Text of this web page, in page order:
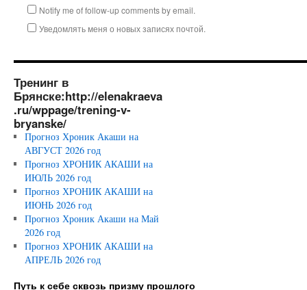
Notify me of follow-up comments by email.
Уведомлять меня о новых записях почтой.
Тренинг в
Брянске:http://elenakraeva
.ru/wppage/trening-v-
bryanske/
Прогноз Хроник Акаши на
АВГУСТ 2026 год
Прогноз ХРОНИК АКАШИ на
ИЮЛЬ 2026 год
Прогноз ХРОНИК АКАШИ на
ИЮНЬ 2026 год
Прогноз Хроник Акаши на Май
2026 год
Прогноз ХРОНИК АКАШИ на
АПРЕЛЬ 2026 год
Путь к себе сквозь призму прошлого